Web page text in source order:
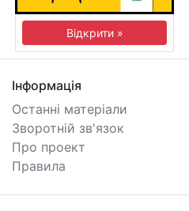
Відкрити »
Інформація
Останні матеріали
Зворотній зв'язок
Про проект
Правила